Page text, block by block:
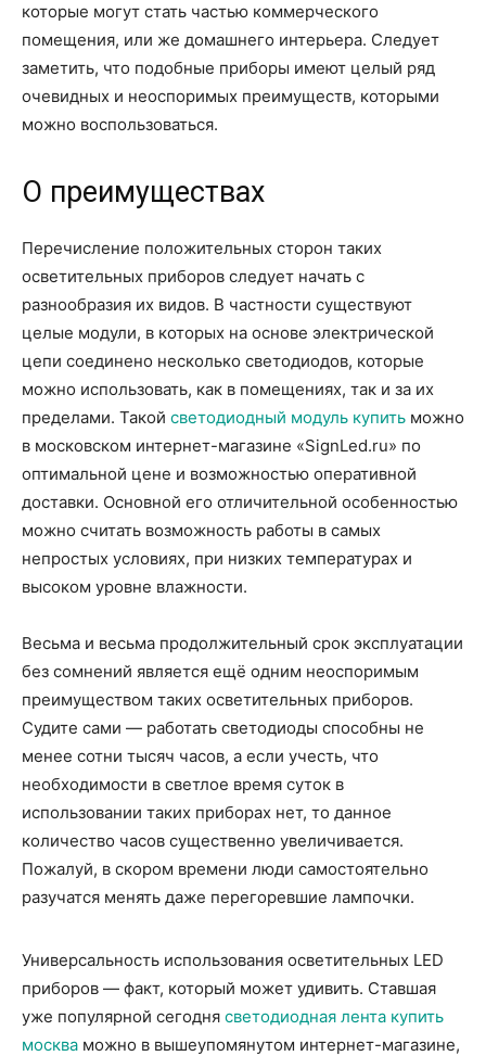
которые могут стать частью коммерческого
помещения, или же домашнего интерьера. Следует
заметить, что подобные приборы имеют целый ряд
очевидных и неоспоримых преимуществ, которыми
можно воспользоваться.
О преимуществах
Перечисление положительных сторон таких
осветительных приборов следует начать с
разнообразия их видов. В частности существуют
целые модули, в которых на основе электрической
цепи соединено несколько светодиодов, которые
можно использовать, как в помещениях, так и за их
пределами. Такой светодиодный модуль купить можно
в московском интернет-магазине «SignLed.ru» по
оптимальной цене и возможностью оперативной
доставки. Основной его отличительной особенностью
можно считать возможность работы в самых
непростых условиях, при низких температурах и
высоком уровне влажности.
Весьма и весьма продолжительный срок эксплуатации
без сомнений является ещё одним неоспоримым
преимуществом таких осветительных приборов.
Судите сами — работать светодиоды способны не
менее сотни тысяч часов, а если учесть, что
необходимости в светлое время суток в
использовании таких приборах нет, то данное
количество часов существенно увеличивается.
Пожалуй, в скором времени люди самостоятельно
разучатся менять даже перегоревшие лампочки.
Универсальность использования осветительных LED
приборов — факт, который может удивить. Ставшая
уже популярной сегодня cветодиодная лента купить
москва можно в вышеупомянутом интернет-магазине,